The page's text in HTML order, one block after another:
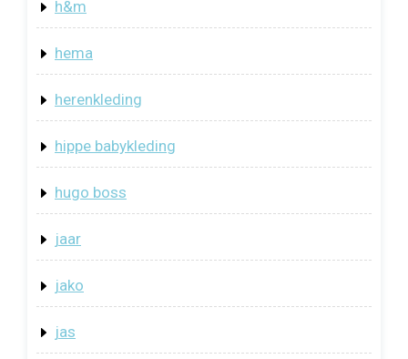
h&m
hema
herenkleding
hippe babykleding
hugo boss
jaar
jako
jas